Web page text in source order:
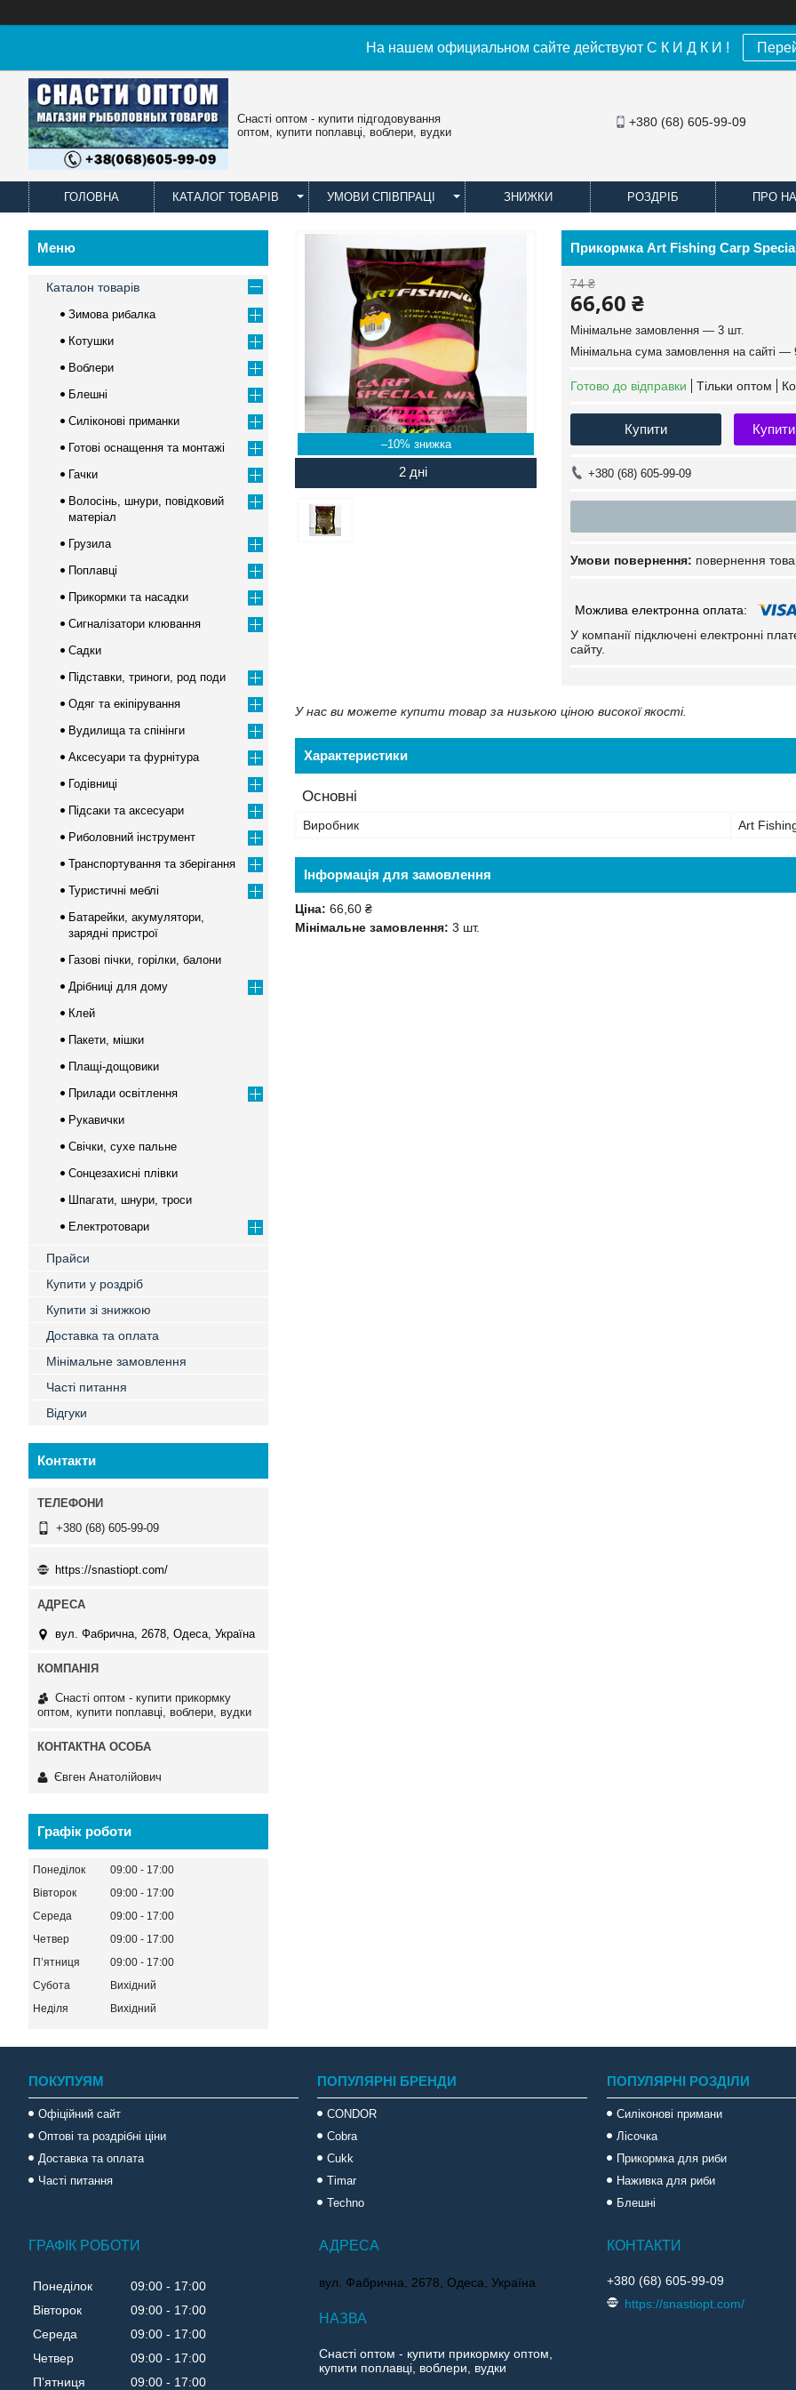
На нашем официальном сайте действуют С К И Д К И !
Снасті оптом - купити підгодовування
оптом, купити поплавці, воблери, вудки
+380 (68) 605-99-09
ГОЛОВНА КАТАЛОГ ТОВАРІВ УМОВИ СПІВПРАЦІ ЗНИЖКИ РОЗДРІБ ПРО
–10%
2 дні
Прикормка Art Fishing Carp
74 ₴
66,60 ₴
Мінімальне замовлення — 3 шт.
Мінімальна сума замовлення на сайті —
Готово до відправки Тільки оптом
Купити
+380 (68) 605-99-09
повернення
У компанії підключені електронні
сайту.
У нас ви можете купити товар за низькою ціною високої якості.
Характеристики
Основні
Виробник Art
Інформація для замовлення
Ціна: 66,60 ₴
Мінімальне замовлення: 3 шт.
Каталон товарів
Зимова рибалка
Котушки
Воблери
Блешні
Силіконові приманки
Готові оснащення та монтажі
Гачки
Волосінь, шнури, повідковий
матеріал
Грузила
Поплавці
Прикормки та насадки
Сигналізатори клювання
Садки
Підставки, триноги, род поди
Одяг та екіпірування
Вудилища та спінінги
Аксесуари та фурнітура
Годівниці
Підсаки та аксесуари
Риболовний інструмент
Транспортування та зберігання
Туристичні меблі
Батарейки, акумулятори,
зарядні пристрої
Газові пічки, горілки, балони
Дрібниці для дому
Клей
Пакети, мішки
Плащі-дощовики
Прилади освітлення
Рукавички
Свічки, сухе пальне
Сонцезахисні плівки
Шпагати, шнури, троси
Електротовари
Прайси
Купити у роздріб
Купити зі знижкою
Доставка та оплата
Мінімальне замовлення
Часті питання
Відгуки
Контакти
+380 (68) 605-99-09
https://snastiopt.com/
вул. Фабрична, 2678, Одеса, Україна
Снасті оптом - купити прикормку
оптом, купити поплавці, воблери, вудки
Євген Анатолійович
Графік роботи
Понеділок 09:00
17:00
Вівторок
09:00
17:00
Середа
09:00
17:00
Четвер
09:00
17:00
Пʼятниця
09:00
17:00
Субота
Вихідний
Неділя
Вихідний
ПОКУПУЯМ
Офіційний сайт
Оптові та роздрібні ціни
Доставка та оплата
Часті питання
ПОПУЛЯРНІ БРЕНДИ
CONDOR
Cobra
Cukk
Timar
Techno
ПОПУЛЯРНІ РОЗДІЛИ
Силіконові примани
Лісочка
Прикормка для риби
Наживка для риби
Блешні
ГРАФІК РОБОТИ
Понеділок 09:00
17:00
Вівторок
09:00
17:00
Середа
09:00
17:00
Четвер
09:00
17:00
Пʼятниця
09:00 17:00
вул. Фабрична, 2678, Одеса, Україна
Снасті оптом - купити прикормку оптом,
купити поплавці, воблери, вудки
+380 (68) 605-99-09
https://snastiopt.com/